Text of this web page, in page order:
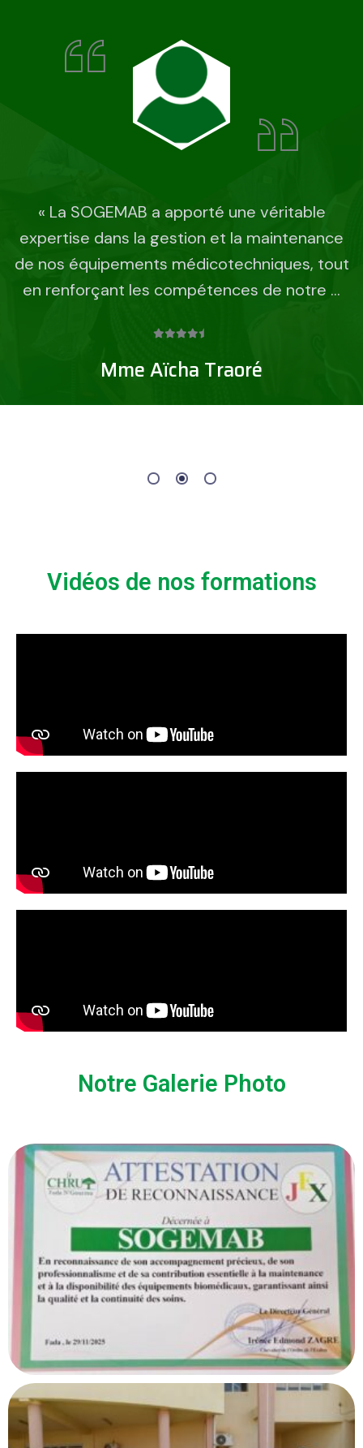
« Grâce à l’accompagnement de la
SOGEMAB, notre établissement dispose
aujourd’hui d’équipements biomédicaux
fonctionnels et correctement maintenus, ce
soins. ...
Vidéos de nos formations
Notre Galerie Photo